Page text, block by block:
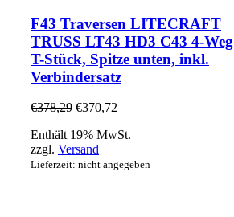
F43 Traversen LITECRAFT
TRUSS LT43 HD3 C43 4-Weg
T-Stück, Spitze unten, inkl.
Verbindersatz
€378,29 €370,72
Enthält 19% MwSt.
zzgl. Versand
Lieferzeit: nicht angegeben